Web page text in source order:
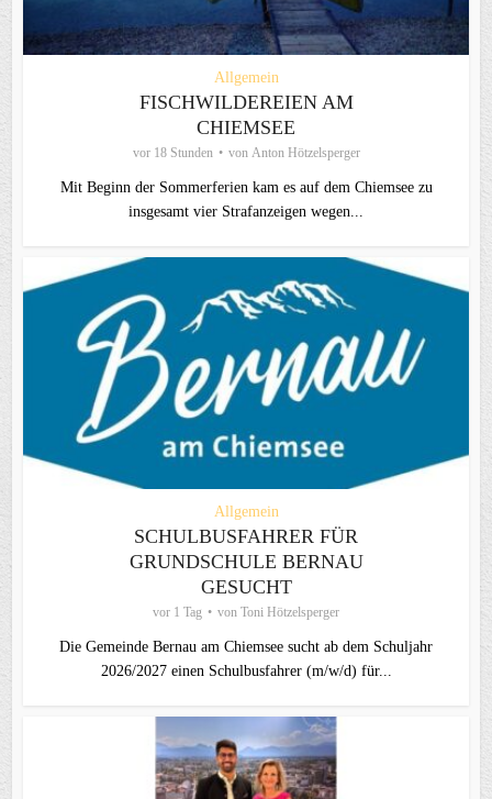
Allgemein
FISCHWILDEREIEN AM
CHIEMSEE
vor 18 Stunden von Anton Hötzelsperger
Mit Beginn der Sommerferien kam es auf dem Chiemsee zu
insgesamt vier Strafanzeigen wegen...
Allgemein
SCHULBUSFAHRER FÜR
GRUNDSCHULE BERNAU
GESUCHT
vor 1 Tag von Toni Hötzelsperger
Die Gemeinde Bernau am Chiemsee sucht ab dem Schuljahr
2026/2027 einen Schulbusfahrer (m/w/d) für...